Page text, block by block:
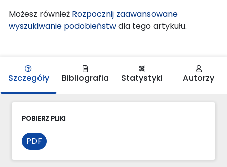
Możesz również Rozpocznij zaawansowane
wyszukiwanie podobieństwdla tego artykułu.
Szczegóły Bibliografia Statystyki Autorzy
POBIERZ PLIKI
PDF